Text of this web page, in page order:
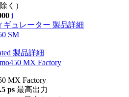
く）
i
ギュレーター 製品詳細
SM
製品詳細
MX Factory
MX Factory
ps 最高出力